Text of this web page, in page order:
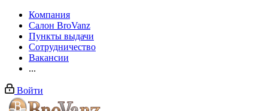
Компания
Салон BroVanz
Пункты выдачи
Сотрудничество
Вакансии
...
Войти